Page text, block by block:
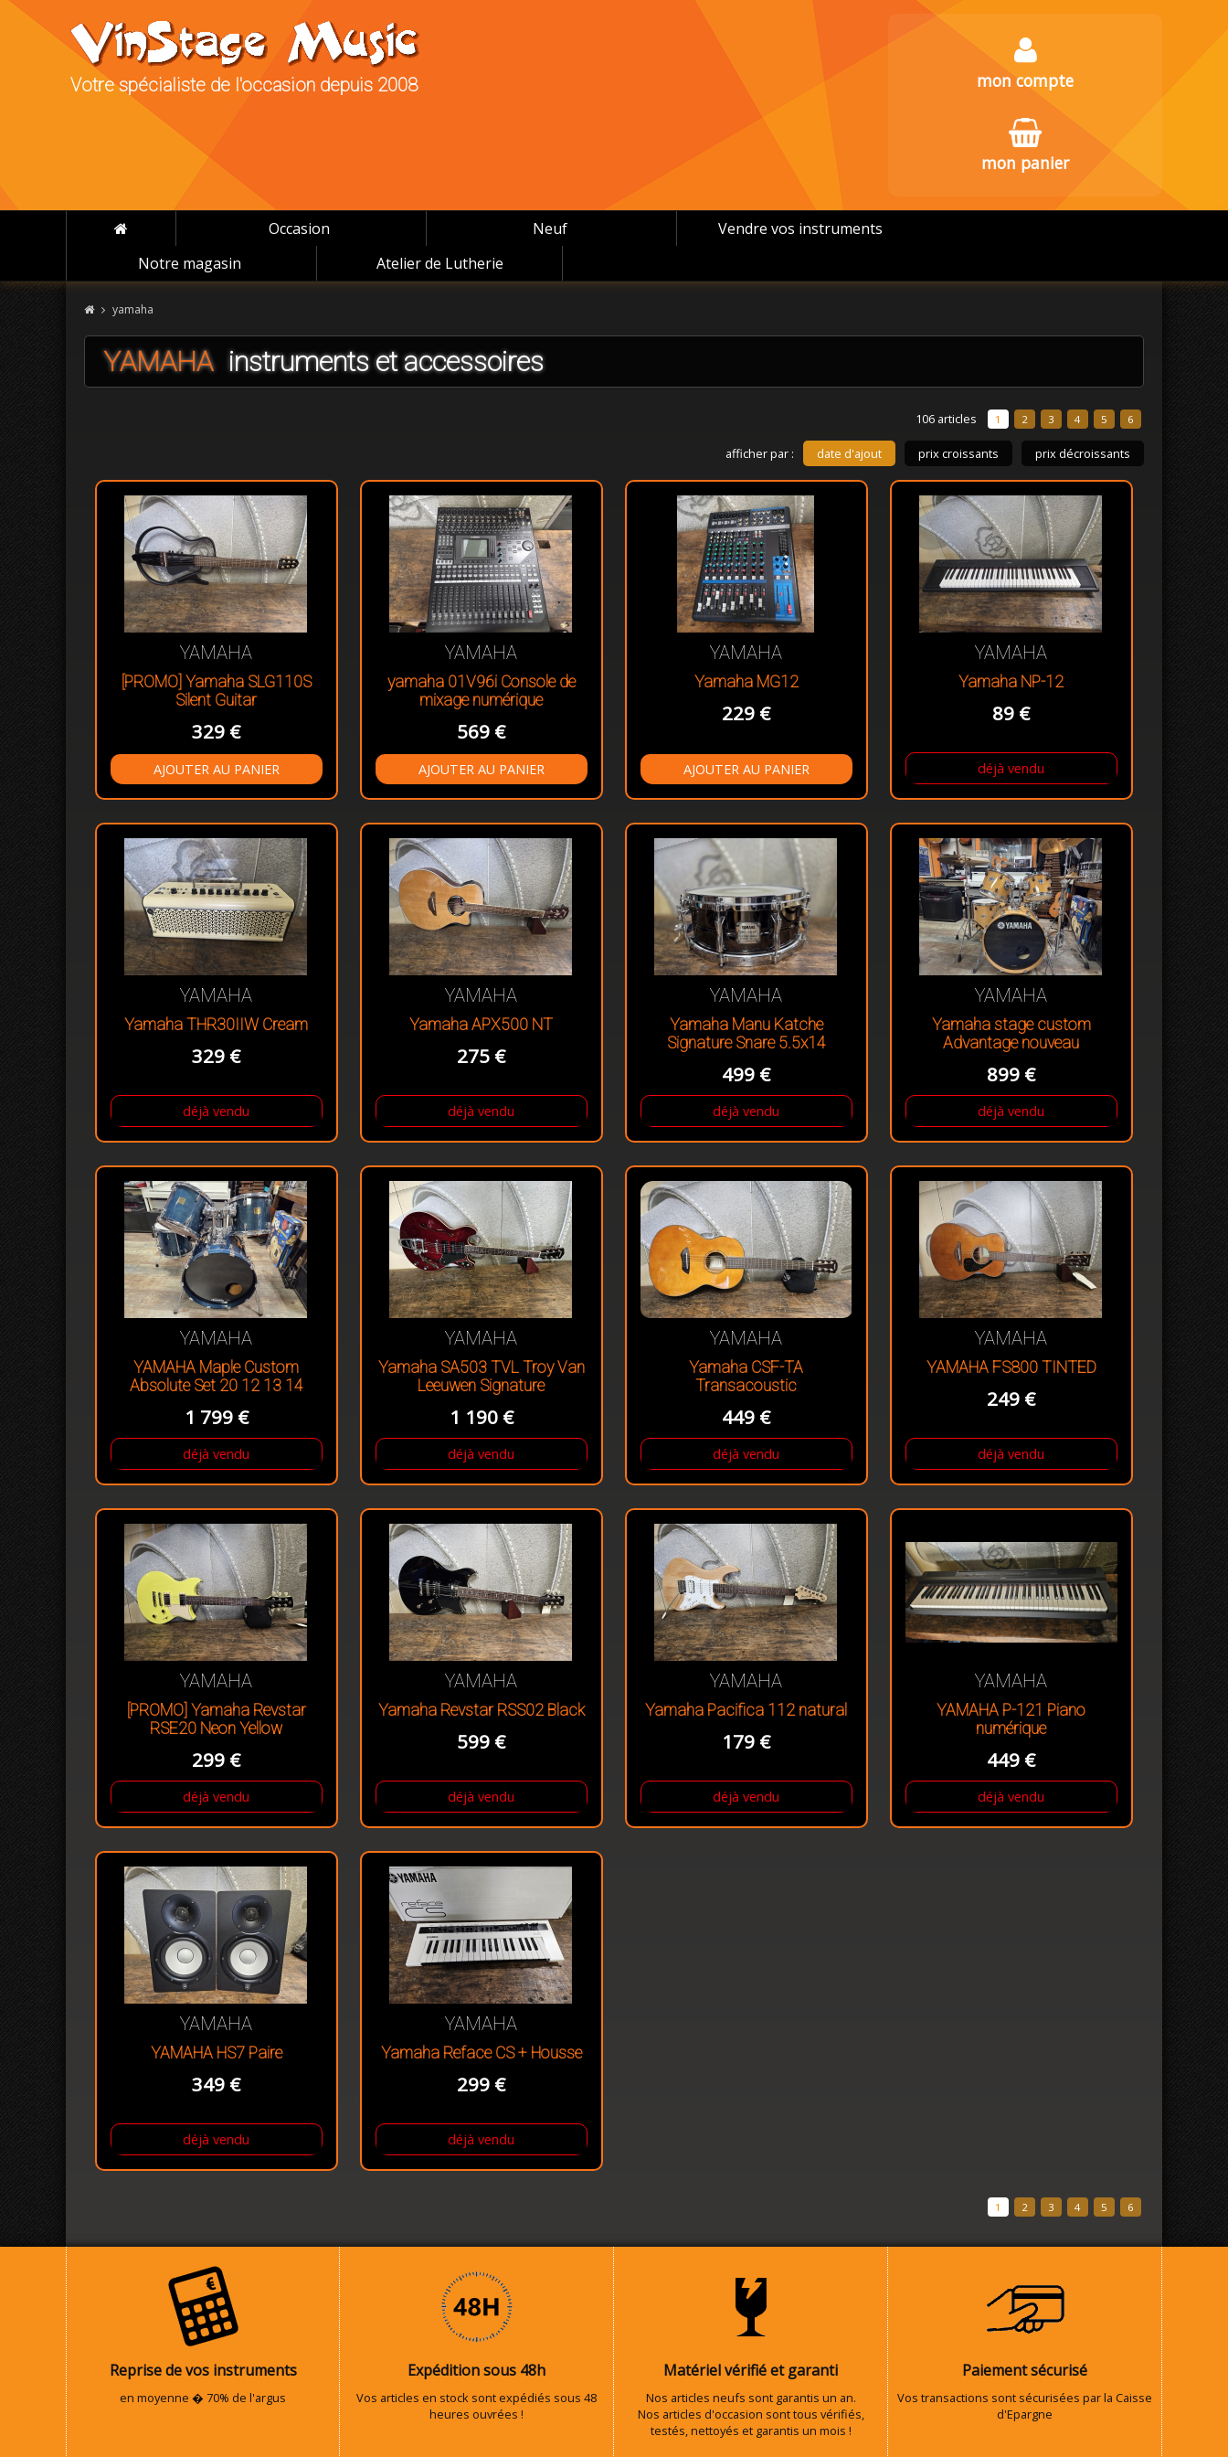
Votre spécialiste de l'occasion depuis 2008 mon compte
mon panier
Occasion Neuf
Vendre vos instruments
Notre magasin
Atelier de Lutherie
yamaha
YAMAHA instruments et accessoires
106 articles 1 2 3 4 5 6
afficher par : date d'ajout prix croissants prix décroissants
YAMAHA
[PROMO] Yamaha SLG110S
Silent Guitar
329 €
YAMAHA
yamaha 01V96i Console de
mixage numérique
569 €
YAMAHA
Yamaha MG12
229 €
YAMAHA
Yamaha NP-12
89 €
déjà vendu
YAMAHA
Yamaha THR30IIW Cream
329 €
déjà vendu
YAMAHA
Yamaha APX500 NT
275 €
déjà vendu
YAMAHA
Yamaha Manu Katche
Signature Snare 5.5x14
499 €
déjà vendu
YAMAHA
Yamaha stage custom
Advantage nouveau
899 €
déjà vendu
YAMAHA
YAMAHA Maple Custom
Absolute Set 20 12 13 14
1 799 €
déjà vendu
YAMAHA
Yamaha SA503 TVL Troy Van
Leeuwen Signature
1 190 €
déjà vendu
YAMAHA
Yamaha CSF-TA
Transacoustic
449 €
déjà vendu
YAMAHA
YAMAHA FS800 TINTED
249 €
déjà vendu
YAMAHA
[PROMO] Yamaha Revstar
RSE20 Neon Yellow
299 €
déjà vendu
YAMAHA
Yamaha Revstar RSS02 Black
599 €
déjà vendu
YAMAHA
Yamaha Pacifica 112 natural
179 €
déjà vendu
YAMAHA
YAMAHA P-121 Piano
numérique
449 €
déjà vendu
YAMAHA
YAMAHA HS7 Paire
349 €
déjà vendu
YAMAHA
Yamaha Reface CS + Housse
299 €
déjà vendu
1 2 3 4 5 6
Reprise de vos instruments
en moyenne � 70% de l'argus
Expédition sous 48h
Vos articles en stock sont expédiés sous 48
heures ouvrées !
Matériel vérifié et garanti
Nos articles neufs sont garantis un an.
Nos articles d'occasion sont tous vérifiés,
testés, nettoyés et garantis un mois !
Paiement sécurisé
Vos transactions sont sécurisées par la Caisse
d'Epargne